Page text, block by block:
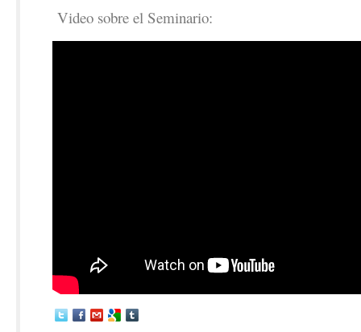
Video sobre el Seminario: